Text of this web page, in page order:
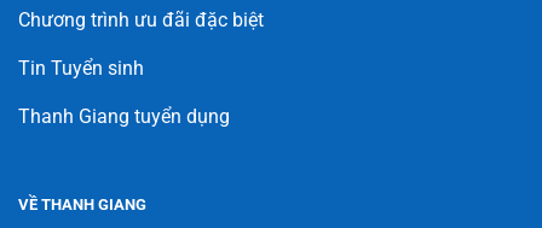
Chương trình ưu đãi đặc biệt
Tin Tuyển sinh
Thanh Giang tuyển dụng
VỀ THANH GIANG